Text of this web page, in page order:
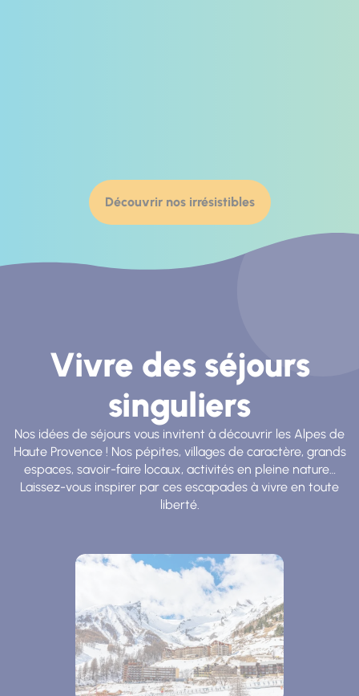
Découvrir nos irrésistibles
Vivre des séjours
singuliers
Nos idées de séjours vous invitent à découvrir les Alpes de
Haute Provence ! Nos pépites, villages de caractère, grands
espaces, savoir-faire locaux, activités en pleine nature…
Laissez-vous inspirer par ces escapades à vivre en toute
liberté.